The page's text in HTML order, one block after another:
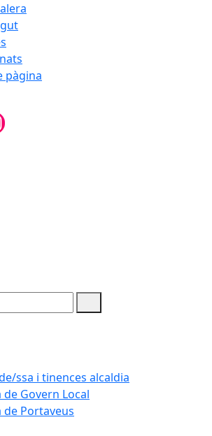
pàgina
ssa i tinences alcaldia
de Govern Local
de Portaveus